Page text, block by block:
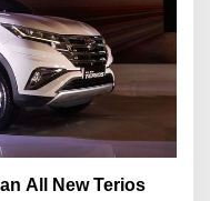
All New Terios